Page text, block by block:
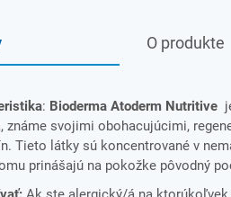
O produkte
: Bioderma Atoderm Nutritive
známe svojimi obohacujúcimi,
Tieto látky sú koncentrované v
prinášajú na pokožke pôvodný